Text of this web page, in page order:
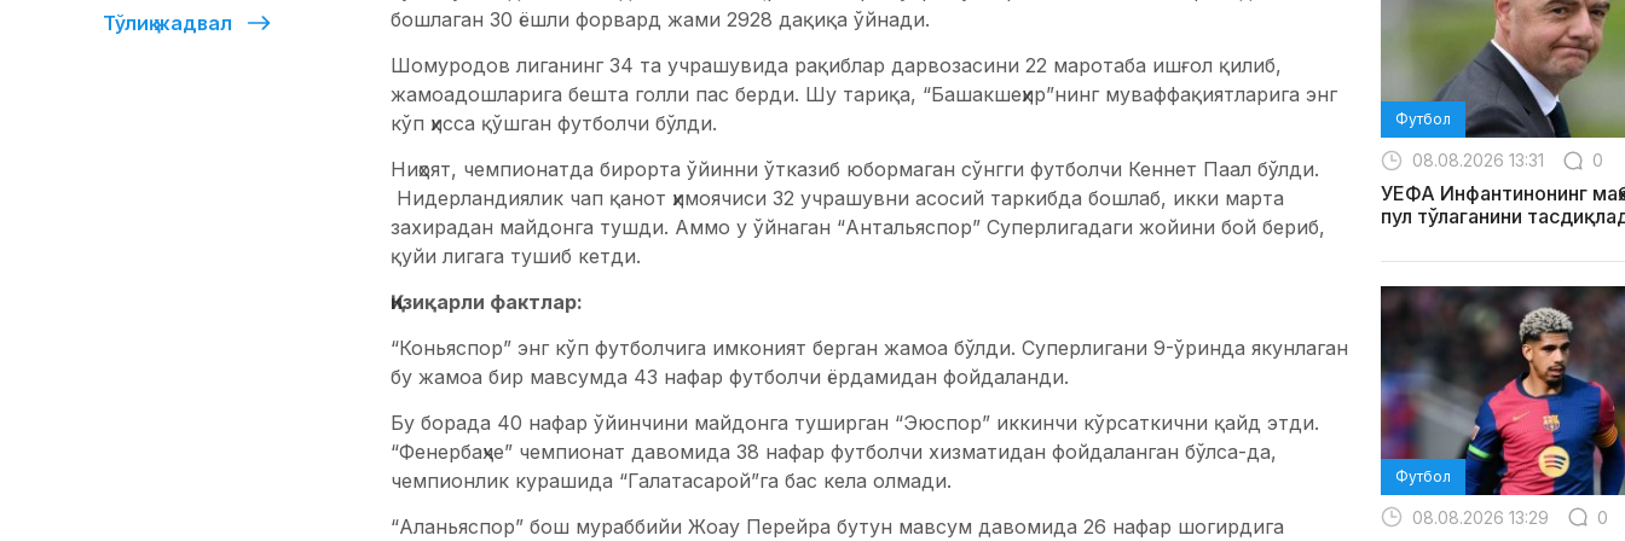
Тўлиқ жадвал
бошлаган 30 ёшли форвард жами 2928 дақиқа ўйнади.
Шомуродов лиганинг 34 та учрашувида рақиблар дарвозасини 22 маротаба ишғол қилиб,
жамоадошларига бешта голли пас берди. Шу тариқа, “Башакшеҳир”нинг муваффақиятларига энг
кўп ҳисса қўшган футболчи бўлди.
Ниҳоят, чемпионатда бирорта ўйинни ўтказиб юбормаган сўнгги футболчи Кеннет Паал бўлди.
Нидерландиялик чап қанот ҳимоячиси 32 учрашувни асосий таркибда бошлаб, икки марта
захирадан майдонга тушди. Аммо у ўйнаган “Антальяспор” Суперлигадаги жойини бой бериб,
қуйи лигага тушиб кетди.
Қизиқарли фактлар:
“Коньяспор” энг кўп футболчига имконият берган жамоа бўлди. Суперлигани 9-ўринда якунлаган
бу жамоа бир мавсумда 43 нафар футболчи ёрдамидан фойдаланди.
Бу борада 40 нафар ўйинчини майдонга туширган “Эюспор” иккинчи кўрсаткични қайд этди.
“Фенербаҳче” чемпионат давомида 38 нафар футболчи хизматидан фойдаланган бўлса-да,
чемпионлик курашида “Галатасарой”га бас кела олмади.
“Аланьяспор” бош мураббийи Жоау Перейра бутун мавсум давомида 26 нафар шогирдига
Футбол
08.08.2026 13:31 0
УЕФА Инфантинонинг
пул тўлаганини
Футбол
08.08.2026 13:29 0